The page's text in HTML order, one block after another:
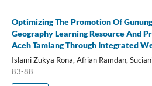
Optimizing The Promotion Of
Geography Learning Resource And
Aceh Tamiang Through Integrated
Islami Zukya Rona, Afrian Ramdan,
83-88